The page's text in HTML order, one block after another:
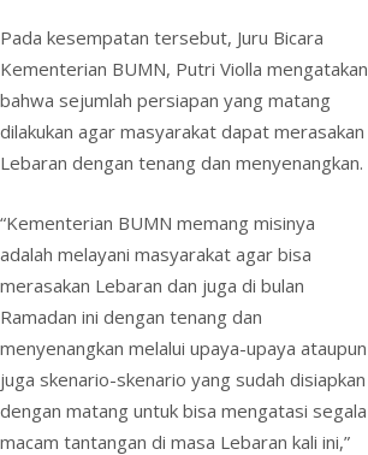
Pada kesempatan tersebut, Juru Bicara
Kementerian BUMN, Putri Violla mengatakan
bahwa sejumlah persiapan yang matang
dilakukan agar masyarakat dapat merasakan
Lebaran dengan tenang dan menyenangkan.
“Kementerian BUMN memang misinya
adalah melayani masyarakat agar bisa
merasakan Lebaran dan juga di bulan
Ramadan ini dengan tenang dan
menyenangkan melalui upaya-upaya ataupun
juga skenario-skenario yang sudah disiapkan
dengan matang untuk bisa mengatasi segala
macam tantangan di masa Lebaran kali ini,”